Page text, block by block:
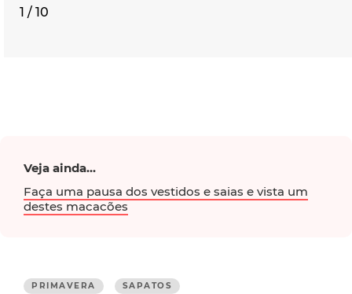
1 / 10
Veja ainda...
Faça uma pausa dos vestidos e saias e vista um
destes macacões
PRIMAVERA SAPATOS